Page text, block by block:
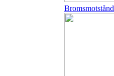
Bromsmotstånd